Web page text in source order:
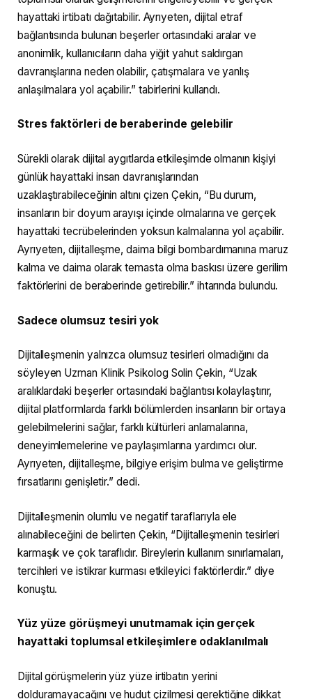
hayattaki irtibatı dağıtabilir. Ayrıyeten, dijital etraf
bağlantısında bulunan beşerler ortasındaki aralar ve
anonimlik, kullanıcıların daha yiğit yahut saldırgan
davranışlarına neden olabilir, çatışmalara ve yanlış
anlaşılmalara yol açabilir.” tabirlerini kullandı.
Stres faktörleri de beraberinde gelebilir
Sürekli olarak dijital aygıtlarda etkileşimde olmanın kişiyi
günlük hayattaki insan davranışlarından
uzaklaştırabileceğinin altını çizen Çekin, “Bu durum,
insanların bir doyum arayışı içinde olmalarına ve gerçek
hayattaki tecrübelerinden yoksun kalmalarına yol açabilir.
Ayrıyeten, dijitalleşme, daima bilgi bombardımanına maruz
kalma ve daima olarak temasta olma baskısı üzere gerilim
faktörlerini de beraberinde getirebilir.” ihtarında bulundu.
Sadece olumsuz tesiri yok
Dijitalleşmenin yalnızca olumsuz tesirleri olmadığını da
söyleyen Uzman Klinik Psikolog Solin Çekin, “Uzak
aralıklardaki beşerler ortasındaki bağlantısı kolaylaştırır,
dijital platformlarda farklı bölümlerden insanların bir ortaya
gelebilmelerini sağlar, farklı kültürleri anlamalarına,
deneyimlemelerine ve paylaşımlarına yardımcı olur.
Ayrıyeten, dijitalleşme, bilgiye erişim bulma ve geliştirme
fırsatlarını genişletir.” dedi.
Dijitalleşmenin olumlu ve negatif taraflarıyla ele
alınabileceğini de belirten Çekin, “Dijitalleşmenin tesirleri
karmaşık ve çok taraflıdır. Bireylerin kullanım sınırlamaları,
tercihleri ve istikrar kurması etkileyici faktörlerdir.” diye
konuştu.
Yüz yüze görüşmeyi unutmamak için gerçek
hayattaki toplumsal etkileşimlere odaklanılmalı
Dijital görüşmelerin yüz yüze irtibatın yerini
dolduramayacağını ve hudut çizilmesi gerektiğine dikkat